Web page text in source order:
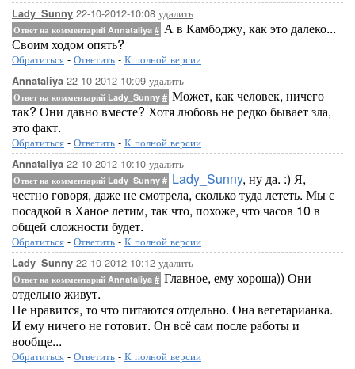
Lady_Sunny 22-10-2012-10:08 удалить
Ответ на комментарий Annataliya # А в Камбоджу, как это далеко...
Своим ходом опять?
Обратиться - Ответить - К полной версии
Annataliya 22-10-2012-10:09 удалить
Ответ на комментарий Lady_Sunny # Может, как человек, ничего
так? Они давно вместе? Хотя любовь не редко бывает зла,
это факт.
Обратиться - Ответить - К полной версии
Annataliya 22-10-2012-10:10 удалить
Ответ на комментарий Lady_Sunny # Lady_Sunny, ну да. :) Я,
честно говоря, даже не смотрела, сколько туда лететь. Мы с
посадкой в Ханое летим, так что, похоже, что часов 10 в
общей сложности будет.
Обратиться - Ответить - К полной версии
Lady_Sunny 22-10-2012-10:12 удалить
Ответ на комментарий Annataliya # Главное, ему хороша)) Они
отдельно живут.
Не нравится, то что питаются отдельно. Она вегетарианка.
И ему ничего не готовит. Он всё сам после работы и
вообще...
Обратиться - Ответить - К полной версии